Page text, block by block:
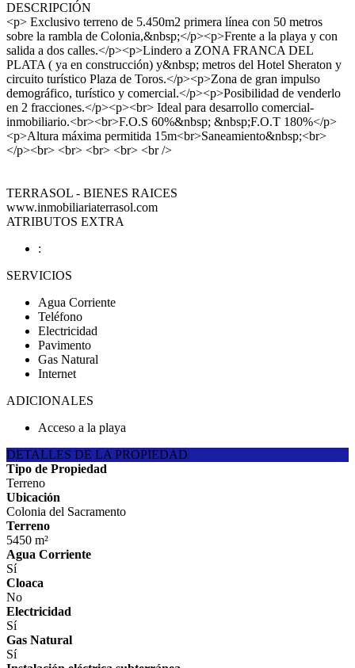
DESCRIPCIÓN
<p> Exclusivo terreno de 5.450m2 primera línea con 50 metros
sobre la rambla de Colonia,&nbsp;</p><p>Frente a la playa y con
salida a dos calles.</p><p>Lindero a ZONA FRANCA DEL
PLATA ( ya en construcción) y&nbsp; metros del Hotel Sheraton y
circuito turístico Plaza de Toros.</p><p>Zona de gran impulso
demográfico, turístico y comercial.</p><p>Posibilidad de venderlo
en 2 fracciones.</p><p><br> Ideal para desarrollo comercial-
inmobiliario.<br><br>F.O.S 60%&nbsp; &nbsp;F.O.T 180%</p>
<p>Altura máxima permitida 15m<br>Saneamiento&nbsp;<br>
</p><br> <br> <br> <br> <br />
TERRASOL - BIENES RAICES
www.inmobiliariaterrasol.com
ATRIBUTOS EXTRA
:
SERVICIOS
Agua Corriente
Teléfono
Electricidad
Pavimento
Gas Natural
Internet
ADICIONALES
Acceso a la playa
DETALLES DE LA PROPIEDAD
Tipo de Propiedad
Terreno
Ubicación
Colonia del Sacramento
Terreno
5450 m²
Agua Corriente
Sí
Cloaca
No
Electricidad
Sí
Gas Natural
Sí